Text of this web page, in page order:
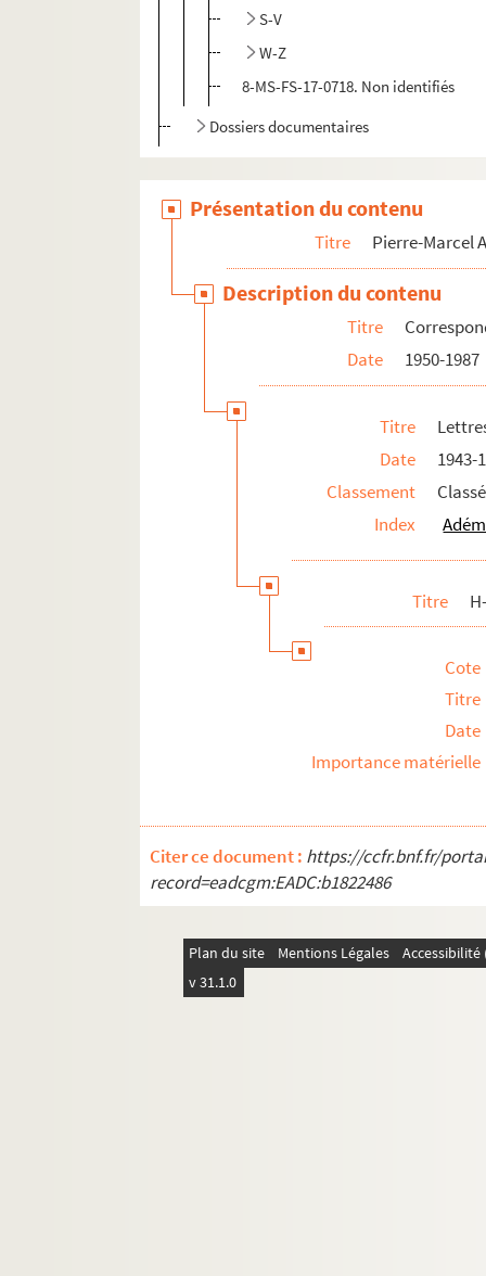
S-V
W-Z
8-MS-FS-17-0718. Non identifiés
Dossiers documentaires
Présentation du contenu
Titre Pierre-Marcel
Description du contenu
Titre
Date
1950-1987
Titre
Date
1943-
Classement
Index
Titre
Cote
Titre
Date
Importance matérielle
Citer ce document : https://ccfr.bnf.fr/
record=eadcgm:EADC:b1822486
Plan du site Mentions Légales
v 31.1.0